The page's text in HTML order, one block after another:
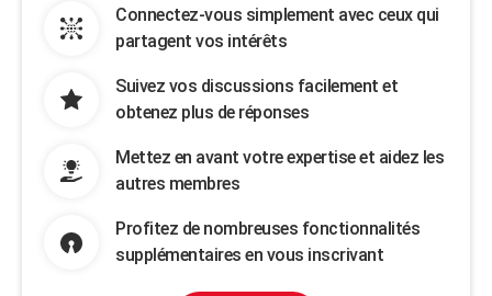
Connectez-vous simplement avec ceux qui
partagent vos intérêts
Suivez vos discussions facilement et
obtenez plus de réponses
Mettez en avant votre expertise et aidez les
autres membres
Profitez de nombreuses fonctionnalités
supplémentaires en vous inscrivant